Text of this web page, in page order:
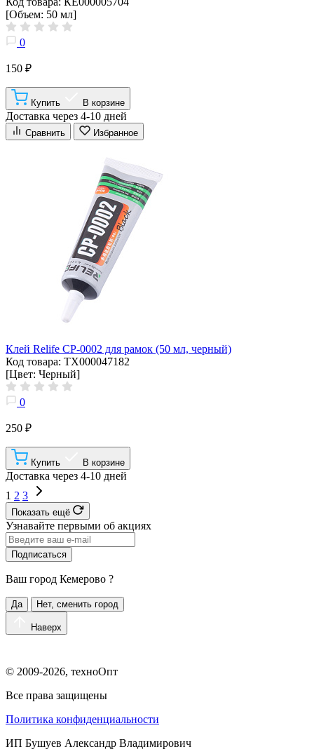
[Объем: 50 мл]
0
150 ₽
Купить В корзине
Доставка через 4-10 дней
Сравнить Избранное
Клей Relife CP-0002 для рамок (50 мл, черный)
Код товара: ТХ000047182
[Цвет: Черный]
0
250 ₽
Купить В корзине
Доставка через 4-10 дней
1 2 3
Показать ещё
Узнавайте первыми об акциях
Подписаться
Ваш город Кемерово ?
Да Нет, сменить город
Наверх
© 2009-2026, техноОпт
Все права защищены
Политика конфиденциальности
ИП Бушуев Александр Владимирович